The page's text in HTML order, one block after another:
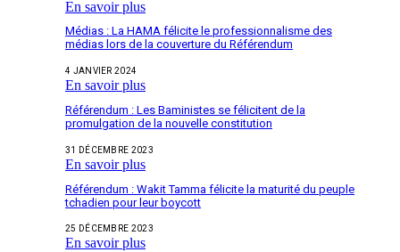
En savoir plus
Médias : La HAMA félicite le professionnalisme des
médias lors de la couverture du Référendum
4 JANVIER 2024
En savoir plus
Référendum : Les Baministes se félicitent de la
promulgation de la nouvelle constitution
31 DÉCEMBRE 2023
En savoir plus
Référendum : Wakit Tamma félicite la maturité du peuple
tchadien pour leur boycott
25 DÉCEMBRE 2023
En savoir plus